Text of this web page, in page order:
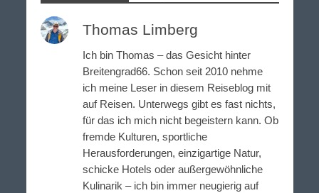
Thomas Limberg
Ich bin Thomas – das Gesicht hinter
Breitengrad66. Schon seit 2010 nehme
ich meine Leser in diesem Reiseblog mit
auf Reisen. Unterwegs gibt es fast nichts,
für das ich mich nicht begeistern kann. Ob
fremde Kulturen, sportliche
Herausforderungen, einzigartige Natur,
schicke Hotels oder außergewöhnliche
Kulinarik – ich bin immer neugierig auf